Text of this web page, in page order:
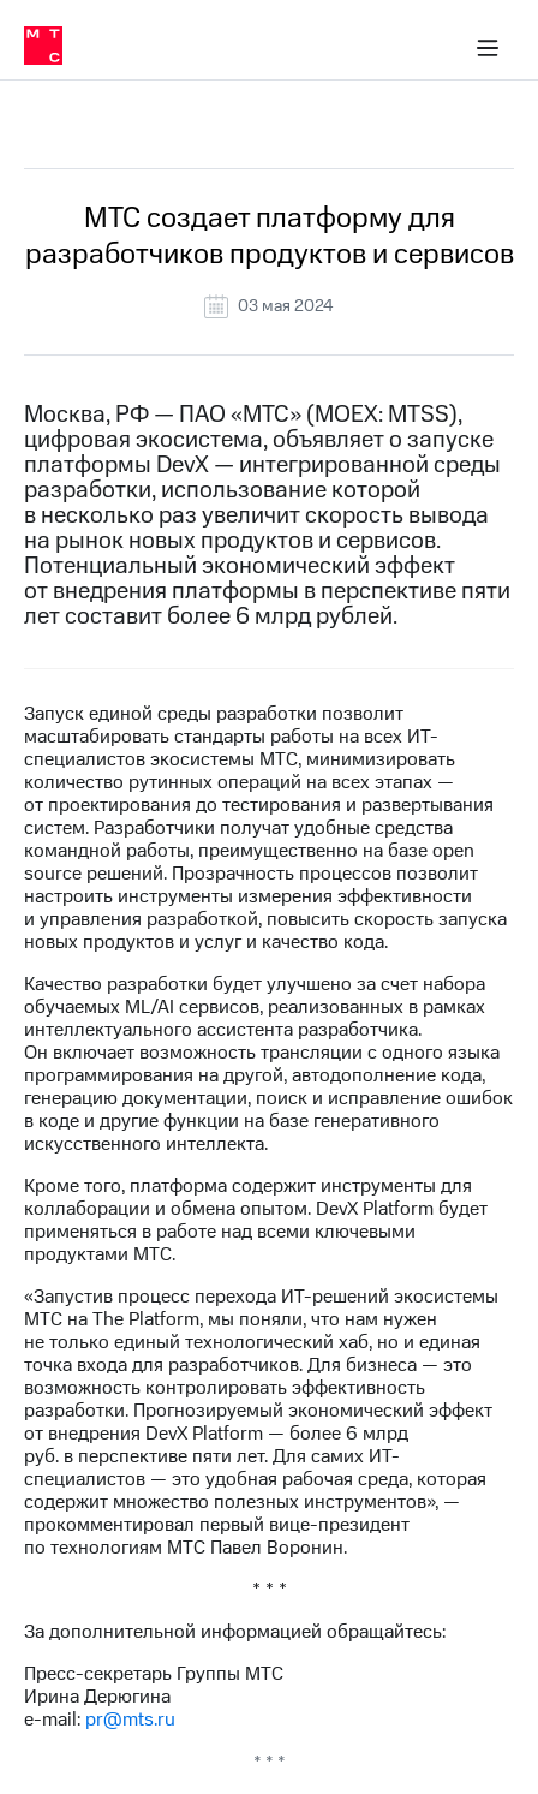
Медиа-центр
и акционерам
Устойчивое развитие
Комплаенс и деловая этика
компании
Карьера
История
компании
Руководство
Контакты
Медиа-центр
Пресс-
релизы
МТС
о технологиях
Финансовая
отчетность
Контакты
Пригласить
спикера
и акционерам
Корпоративное
Корпоративный
секретарь
Раскрытие
информации
Информация
акционерам
Документы
"МТС"
Собрания
акционеров
Личный
кабинет
акционера
Акционерный
капитал
Контроль
и
аудит
Рынок
акций
Описание
Программа
приобретения
акций
Рынок
облигаций
Еврооблигации-2023
в МТС
Пресс-
релизы
о технологиях
МТС создает платформу для
разработчиков продуктов и сервисов
03 мая 2024
Москва, РФ — ПАО «МТС» (MOEX: MTSS),
цифровая экосистема, объявляет о запуске
платформы DevX — интегрированной среды
разработки, использование которой
в несколько раз увеличит скорость вывода
на рынок новых продуктов и сервисов.
Потенциальный экономический эффект
от внедрения платформы в перспективе пяти
лет составит более 6 млрд рублей.
Запуск единой среды разработки позволит
масштабировать стандарты работы на всех ИТ-
специалистов экосистемы МТС, минимизировать
количество рутинных операций на всех этапах —
от проектирования до тестирования и развертывания
систем. Разработчики получат удобные средства
командной работы, преимущественно на базе open
source решений. Прозрачность процессов позволит
настроить инструменты измерения эффективности
и управления разработкой, повысить скорость запуска
новых продуктов и услуг и качество кода.
Качество разработки будет улучшено за счет набора
обучаемых ML/AI сервисов, реализованных в рамках
интеллектуального ассистента разработчика.
Он включает возможность трансляции с одного языка
программирования на другой, автодополнение кода,
генерацию документации, поиск и исправление ошибок
в коде и другие функции на базе генеративного
искусственного интеллекта.
Кроме того, платформа содержит инструменты для
коллаборации и обмена опытом. DevX Platform будет
применяться в работе над всеми ключевыми
продуктами МТС.
«Запустив процесс перехода ИТ-решений экосистемы
МТС на The Platform, мы поняли, что нам нужен
не только единый технологический хаб, но и единая
точка входа для разработчиков. Для бизнеса — это
возможность контролировать эффективность
разработки. Прогнозируемый экономический эффект
от внедрения DevX Platform — более 6 млрд
руб. в перспективе пяти лет. Для самих ИТ-
специалистов — это удобная рабочая среда, которая
содержит множество полезных инструментов», —
прокомментировал первый вице-президент
по технологиям МТС Павел Воронин.
* * *
За дополнительной информацией обращайтесь:
Пресс-секретарь Группы МТС
Ирина Дерюгина
e-mail: pr@mts.ru
* * *